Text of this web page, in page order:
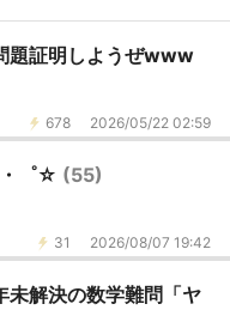
題証明しようぜwww
678 2026/05/22 02:59
゜☆ (55)
31 2026/08/07 19:42
未解決の数学難問「ヤ